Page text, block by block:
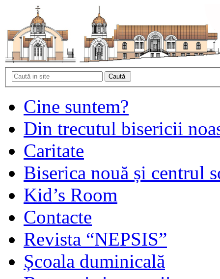
Cine suntem?
Din trecutul bisericii
Caritate
Biserica nouă și centrul
Kid’s Room
Contacte
Revista “NEPSIS”
Școala duminicală